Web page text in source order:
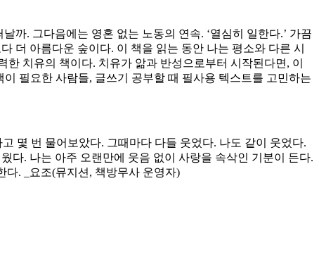
까. 그다음에는 영혼 없는 노동의 연속. ‘열심히 일한다.’ 가끔
더 아름다운 숲이다. 이 책을 읽는 동안 나는 평소와 다른 시
치유의 책이다. 치유가 앎과 반성으로부터 시작된다면, 이
필요한 사람들, 글쓰기 공부할 때 필사용 텍스트를 고민하는
몇 번 물어보았다. 그때마다 다들 웃었다. 나도 같이 웃었다.
다. 나는 아주 오랜만에 웃음 없이 사랑을 속삭인 기분이 든다.
다. _요조(뮤지션, 책방무사 운영자)